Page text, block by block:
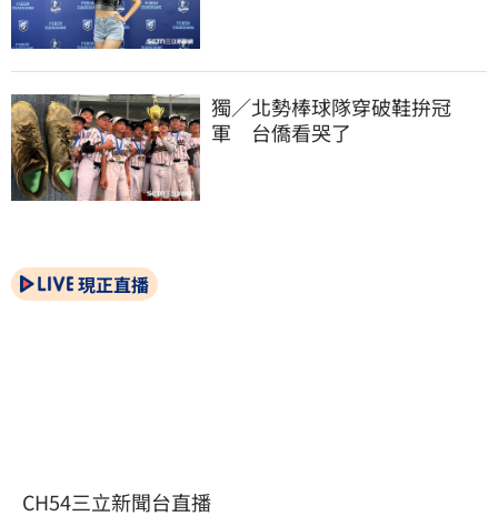
獨／北勢棒球隊穿破鞋拚冠
軍　台僑看哭了
現正直播
CH54三立新聞台直播